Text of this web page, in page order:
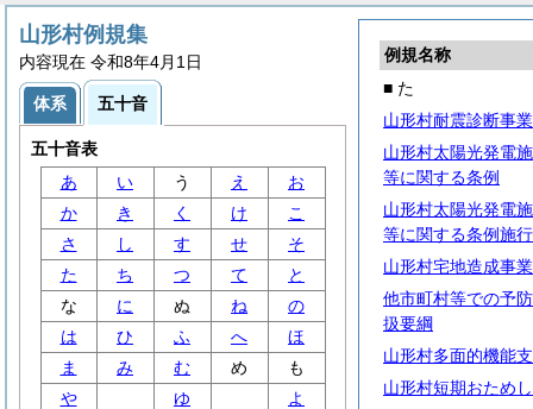
例規名称
■ た
山形村耐震診断事
山形村太陽光発電
等に関する条例
山形村太陽光発電
等に関する条例施
山形村宅地造成事
他市町村等での予
扱要綱
山形村多面的機能
山形村短期おため
山形村例規集
内容現在 令和8年4月1日
体系 五十音
五十音表
あ
い う え
お
か
き く け
こ
さ
し す せ
そ
た
ち つ て
と
な
に ぬ ね
の
は
ひ ふ へ
ほ
ま
み む め
も
や
ゆ
よ